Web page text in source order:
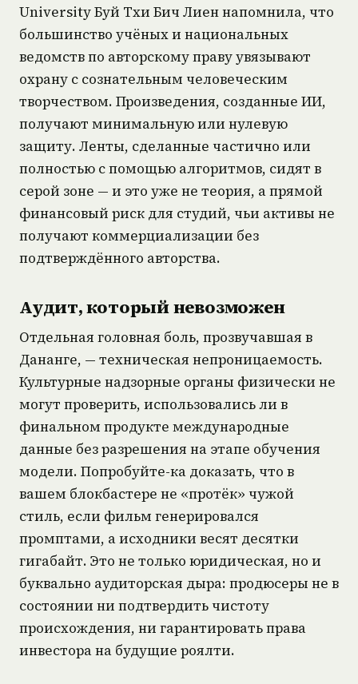
University Буй Тхи Бич Лиен напомнила, что
большинство учёных и национальных
ведомств по авторскому праву увязывают
охрану с сознательным человеческим
творчеством. Произведения, созданные ИИ,
получают минимальную или нулевую
защиту. Ленты, сделанные частично или
полностью с помощью алгоритмов, сидят в
серой зоне — и это уже не теория, а прямой
финансовый риск для студий, чьи активы не
получают коммерциализации без
подтверждённого авторства.
Аудит, который невозможен
Отдельная головная боль, прозвучавшая в
Дананге, — техническая непроницаемость.
Культурные надзорные органы физически не
могут проверить, использовались ли в
финальном продукте международные
данные без разрешения на этапе обучения
модели. Попробуйте-ка доказать, что в
вашем блокбастере не «протёк» чужой
стиль, если фильм генерировался
промптами, а исходники весят десятки
гигабайт. Это не только юридическая, но и
буквально аудиторская дыра: продюсеры не в
состоянии ни подтвердить чистоту
происхождения, ни гарантировать права
инвестора на будущие роялти.